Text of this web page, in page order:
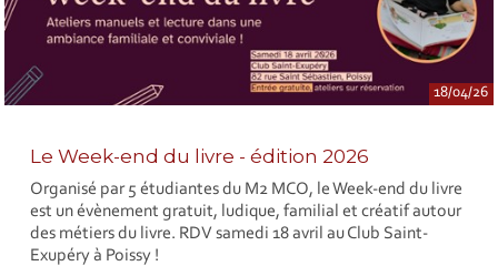
18/04/26
Le Week-end du livre - édition 2026
Organisé par 5 étudiantes du M2 MCO, le Week-end du livre
est un évènement gratuit, ludique, familial et créatif autour
des métiers du livre. RDV samedi 18 avril au Club Saint-
Exupéry à Poissy !